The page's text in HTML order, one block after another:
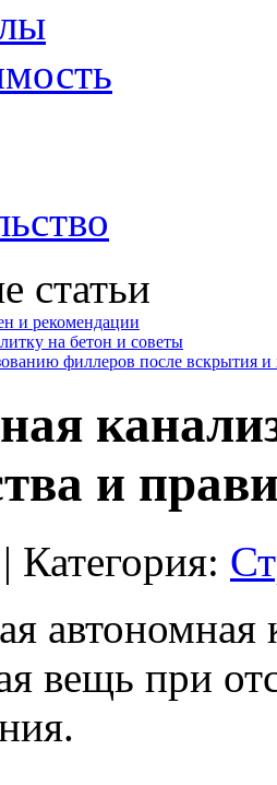
статьи
и рекомендации
на бетон и советы
филлеров после вскрытия и
и
| Категория:
автономная
вещь при